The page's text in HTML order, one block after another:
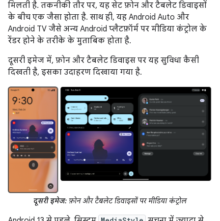
मिलती है. तकनीकी तौर पर, यह सेट फ़ोन और टैबलेट डिवाइसों
के बीच एक जैसा होता है. साथ ही, यह Android Auto और
Android TV जैसे अन्य Android प्लैटफ़ॉर्म पर मीडिया कंट्रोल के
रेंडर होने के तरीके के मुताबिक होता है.
दूसरी इमेज में, फ़ोन और टैबलेट डिवाइस पर यह सुविधा कैसी
दिखती है, इसका उदाहरण दिखाया गया है.
दूसरी इमेज: फ़ोन और टैबलेट डिवाइसों पर मीडिया कंट्रोल